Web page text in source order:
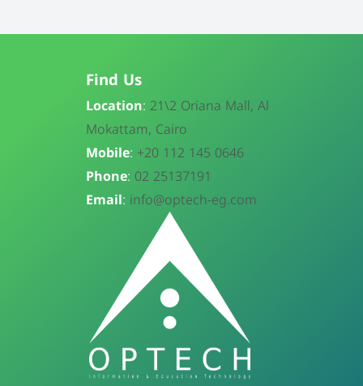
Find Us
Location: 21\2 Oriana Mall, Al
Mokattam, Cairo
Mobile: +20 112 145 0646
Phone: 02 25137191
Email: info@optech-eg.com